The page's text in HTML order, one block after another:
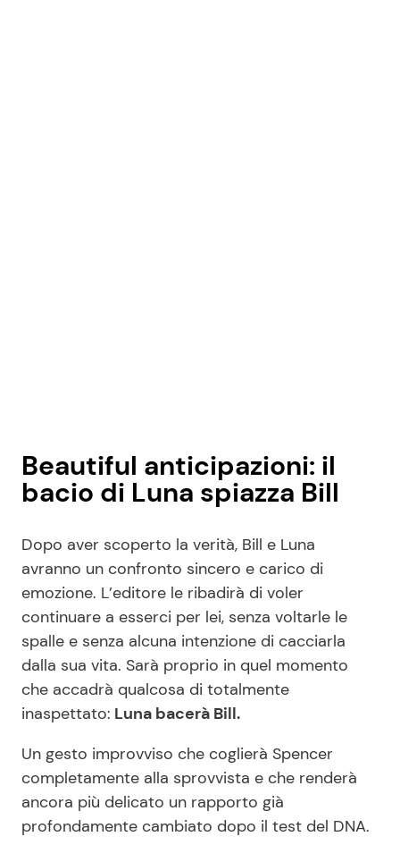
Beautiful anticipazioni: il
bacio di Luna spiazza Bill
Dopo aver scoperto la verità, Bill e Luna
avranno un confronto sincero e carico di
emozione. L’editore le ribadirà di voler
continuare a esserci per lei, senza voltarle le
spalle e senza alcuna intenzione di cacciarla
dalla sua vita. Sarà proprio in quel momento
che accadrà qualcosa di totalmente
inaspettato: Luna bacerà Bill.
Un gesto improvviso che coglierà Spencer
completamente alla sprovvista e che renderà
ancora più delicato un rapporto già
profondamente cambiato dopo il test del DNA.